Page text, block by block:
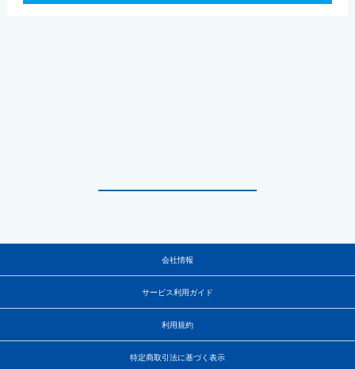
会社情報
サービス利用ガイド
利用規約
特定商取引法に基づく表示